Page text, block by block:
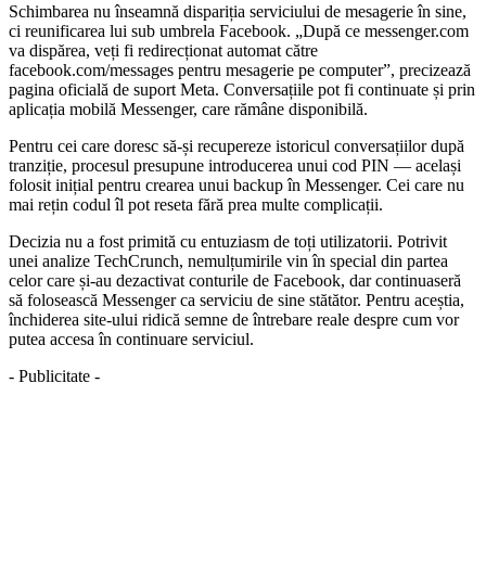
Schimbarea nu înseamnă dispariția serviciului de mesagerie în sine,
ci reunificarea lui sub umbrela Facebook. „După ce messenger.com
va dispărea, veți fi redirecționat automat către
facebook.com/messages pentru mesagerie pe computer”, precizează
pagina oficială de suport Meta. Conversațiile pot fi continuate și prin
aplicația mobilă Messenger, care rămâne disponibilă.
Pentru cei care doresc să-și recupereze istoricul conversațiilor după
tranziție, procesul presupune introducerea unui cod PIN — același
folosit inițial pentru crearea unui backup în Messenger. Cei care nu
mai rețin codul îl pot reseta fără prea multe complicații.
Decizia nu a fost primită cu entuziasm de toți utilizatorii. Potrivit
unei analize TechCrunch, nemulțumirile vin în special din partea
celor care și-au dezactivat conturile de Facebook, dar continuaseră
să folosească Messenger ca serviciu de sine stătător. Pentru aceștia,
închiderea site-ului ridică semne de întrebare reale despre cum vor
putea accesa în continuare serviciul.
- Publicitate -